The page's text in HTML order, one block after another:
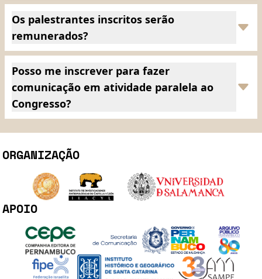
Os palestrantes inscritos serão
remunerados?
Posso me inscrever para fazer
comunicação em atividade paralela ao
Congresso?
ORGANIZAÇÃO
APOIO